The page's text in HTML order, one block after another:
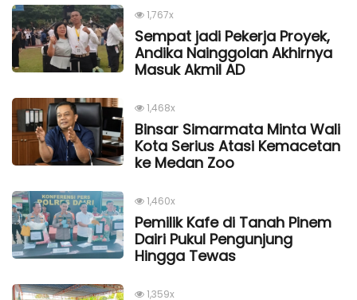
1,767x
Sempat jadi Pekerja Proyek,
Andika Nainggolan Akhirnya
Masuk Akmil AD
1,468x
Binsar Simarmata Minta Wali
Kota Serius Atasi Kemacetan
ke Medan Zoo
1,460x
Pemilik Kafe di Tanah Pinem
Dairi Pukul Pengunjung
Hingga Tewas
1,359x